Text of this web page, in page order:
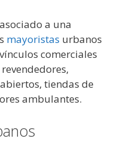
a una
mayoristas urbanos
comerciales
tiendas de
ambulantes.